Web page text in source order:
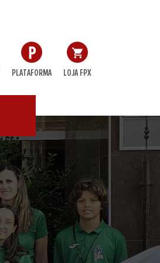
PLATAFORMA LOJA FPX